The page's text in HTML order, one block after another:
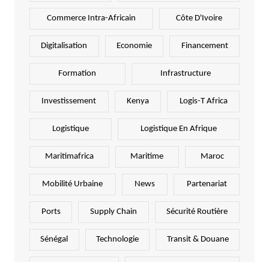
Commerce Intra-Africain Côte D'Ivoire
Digitalisation Economie Financement
Formation Infrastructure
Investissement Kenya Logis-T Africa
Logistique Logistique En Afrique
Maritimafrica Maritime Maroc
Mobilité Urbaine News Partenariat
Ports Supply Chain Sécurité Routière
Sénégal Technologie Transit & Douane